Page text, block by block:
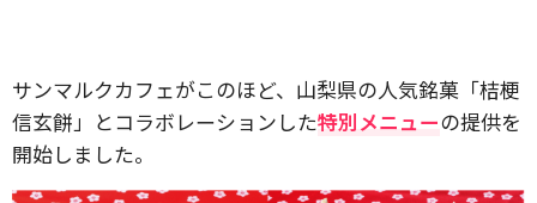
サンマルクカフェがこのほど、山梨県の人気銘菓「桔梗
信玄餅」とコラボレーションした特別メニューの提供を
開始しました。